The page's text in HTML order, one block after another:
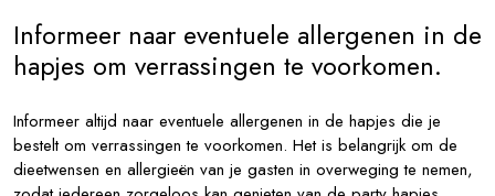
Informeer naar eventuele allergenen in de
hapjes om verrassingen te voorkomen.
Informeer altijd naar eventuele allergenen in de hapjes die je
bestelt om verrassingen te voorkomen. Het is belangrijk om de
dieetwensen en allergieën van je gasten in overweging te nemen,